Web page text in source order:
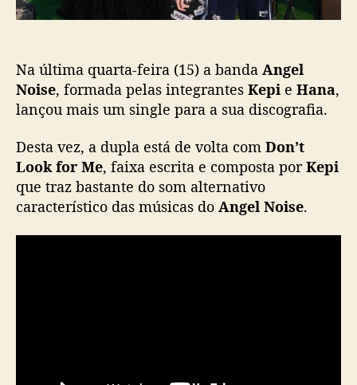
ã
g
e
i
s
e
l
Na última quarta-feira (15) a banda Angel
Noise, formada pelas integrantes Kepi e Hana,
lançou mais um single para a sua discografia.
Desta vez, a dupla está de volta com Don’t
Look for Me, faixa escrita e composta porKepi
que traz bastante do som alternativo
característico das músicas do Angel Noise.